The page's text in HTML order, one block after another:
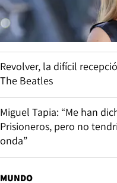
Revolver, la difícil
The Beatles
Miguel Tapia: “Me han
Prisioneros, pero no
onda”
MUNDO